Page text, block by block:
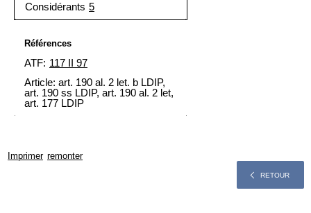
Considérants 5
Références
ATF: 117 II 97
Article: art. 190 al. 2 let. b LDIP,
art. 190 ss LDIP, art. 190 al. 2 let,
art. 177 LDIP
Imprimer remonter
RETOUR